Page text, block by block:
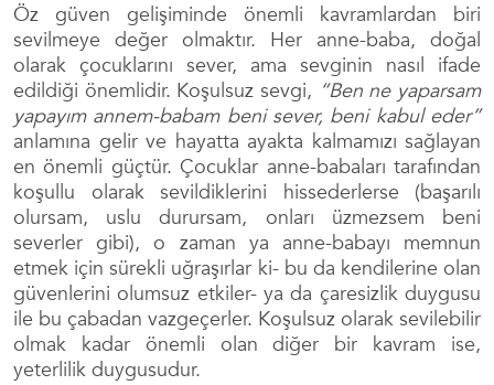
Öz güven gelişiminde önemli kavramlardan biri
sevilmeye değer olmaktır. Her anne-baba, doğal
olarak çocuklarını sever, ama sevginin nasıl ifade
edildiği önemlidir. Koşulsuz sevgi, “Ben ne yaparsam
yapayım annem-babam beni sever, beni kabul eder”
anlamına gelir ve hayatta ayakta kalmamızı sağlayan
en önemli güçtür. Çocuklar anne-babaları tarafından
koşullu olarak sevildiklerini hissederlerse (başarılı
olursam, uslu durursam, onları üzmezsem beni
severler gibi), o zaman ya anne-babayı memnun
etmek için sürekli uğraşırlar ki- bu da kendilerine olan
güvenlerini olumsuz etkiler- ya da çaresizlik duygusu
ile bu çabadan vazgeçerler. Koşulsuz olarak sevilebilir
olmak kadar önemli olan diğer bir kavram ise,
yeterlilik duygusudur.